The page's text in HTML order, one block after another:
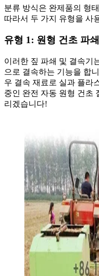
분류 방식은 완제품의 형
따라서 두 가지 유형을 사
유형 1: 원형 건초 파
이러한 짚 파쇄 및 결속기
으로 결속하는 기능을 합
우 결속 재료로 실과 플라
중인 완전 자동 원형 건초
리겠습니다!